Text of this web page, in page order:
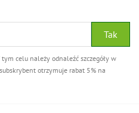
celu należy odnaleźć szczegóły w
otrzymuje rabat 5% na